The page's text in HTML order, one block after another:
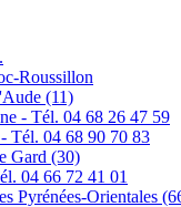
Roussillon
(11)
- Tél. 04 68 26 47 59
Tél. 04 68 90 70 83
Gard (30)
04 66 72 41 01
Pyrénées-Orientales